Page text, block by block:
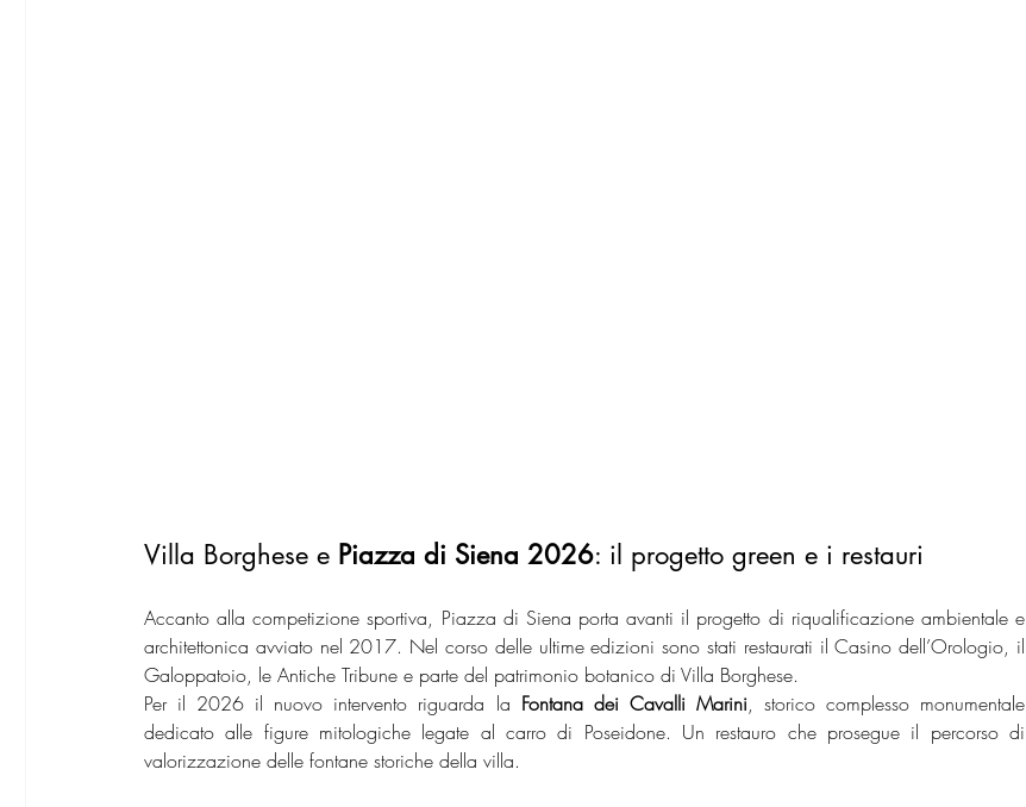
Villa Borghese e Piazza di Siena 2026: il progetto green e i restauri
Accanto alla competizione sportiva, Piazza di Siena porta avanti il progetto di riqualificazione ambientale e
architettonica avviato nel 2017. Nel corso delle ultime edizioni sono stati restaurati il Casino dell’Orologio, il
Galoppatoio, le Antiche Tribune e parte del patrimonio botanico di Villa Borghese.
Per il 2026 il nuovo intervento riguarda la Fontana dei Cavalli Marini, storico complesso monumentale
dedicato alle figure mitologiche legate al carro di Poseidone. Un restauro che prosegue il percorso di
valorizzazione delle fontane storiche della villa.